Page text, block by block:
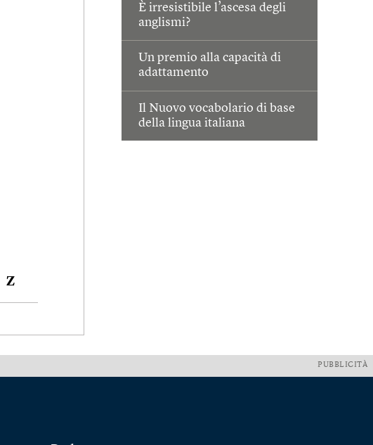
È irresistibile l’ascesa degli
anglismi?
Un premio alla capacità di
adattamento
Il Nuovo vocabolario di base
della lingua italiana
Z
PUBBLICITÀ